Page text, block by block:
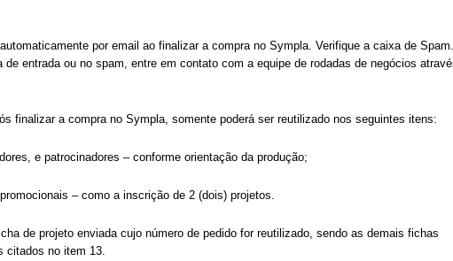
por email ao finalizar a compra no Sympla. Verifique a caixa de Spam.
entrada ou no spam, entre em contato com a equipe de rodadas de negócios
finalizar a compra no Sympla, somente poderá ser reutilizado nos seguintes itens:
e patrocinadores – conforme orientação da produção;
– como a inscrição de 2 (dois) projetos.
de projeto enviada cujo número de pedido for reutilizado, sendo as demais fichas
citados no item 13.